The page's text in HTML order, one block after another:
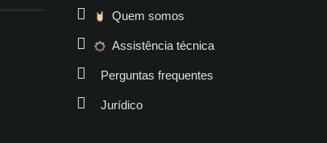
Quem somos
Assistência técnica
Perguntas frequentes
Jurídico